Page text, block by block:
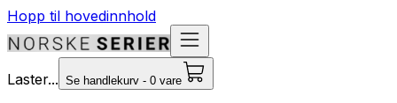
Hopp til hovedinnhold
Laster... Se handlekurv - 0 vare